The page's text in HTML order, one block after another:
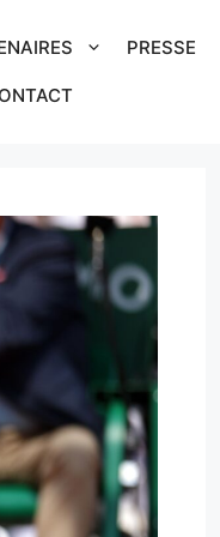
PRESSE